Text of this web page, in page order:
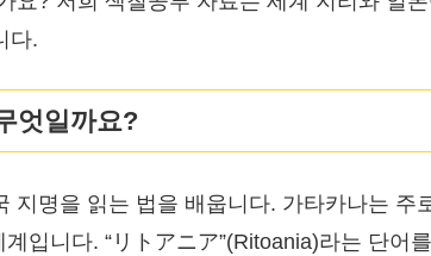
다.
엇일까요?
지명을 읽는 법을 배웁니다. 가타카나는 주
입니다. “リトアニア”(Ritoania)라는 단어